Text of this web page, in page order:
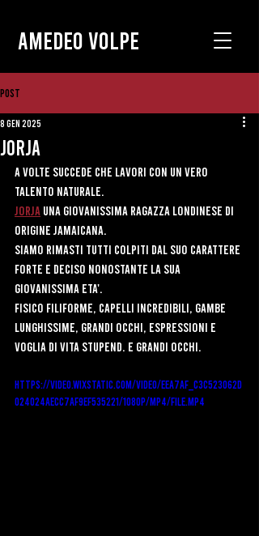
AMEDEO VOLPE
Post
Jorja
8 gen 2025
a volte succede che lavori con un vero
talento naturale.
Jorja una giovanissima ragazza londinese di
Origine Jamaicana.
Siamo rimasti tutti colpiti dal suo carattere
forte e deciso nonostante la sua
giovanissima eta'.
Fisico filiforme, capelli incredibili, gambe
lunghissime, grandi occhi, espressioni e
voglia di vita stupend. e grandi occhi.
https://video.wixstatic.com/video/eea7af_c3c523062d
024024aecc7af9ef535221/1080p/mp4/file.mp4